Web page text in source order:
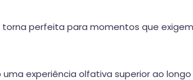
perfeita para momentos que
experiência olfativa superior ao longo